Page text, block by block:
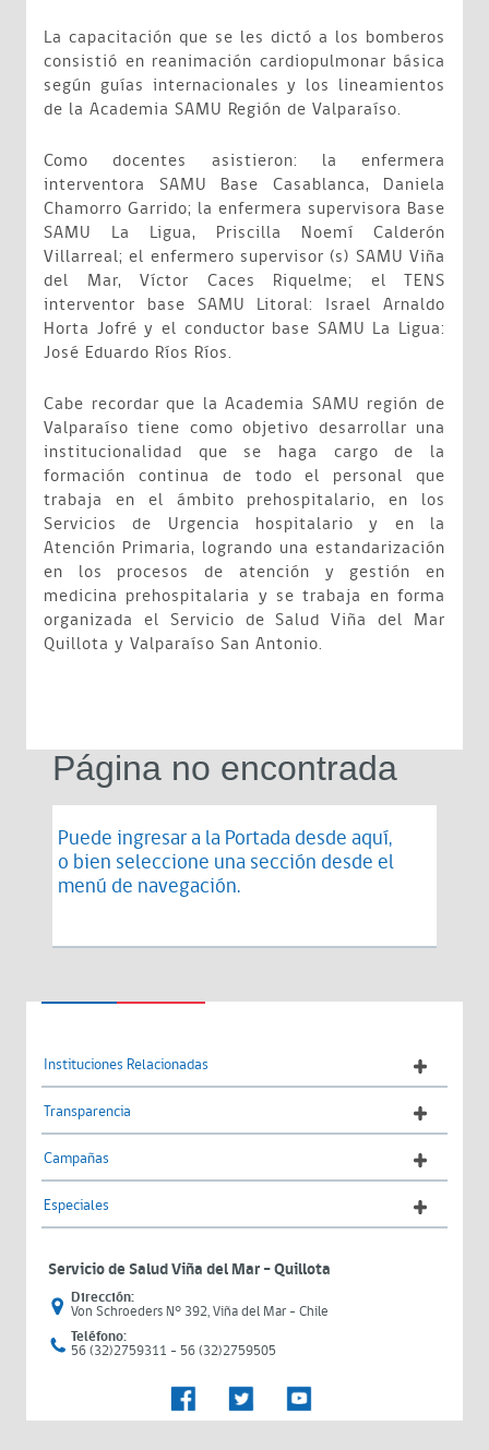
La capacitación que se les dictó a los bomberos
consistió en reanimación cardiopulmonar básica
según guías internacionales y los lineamientos
de la Academia SAMU Región de Valparaíso.
Como docentes asistieron: la enfermera
interventora SAMU Base Casablanca, Daniela
Chamorro Garrido; la enfermera supervisora Base
SAMU La Ligua, Priscilla Noemí Calderón
Villarreal; el enfermero supervisor (s) SAMU Viña
del Mar, Víctor Caces Riquelme; el TENS
interventor base SAMU Litoral: Israel Arnaldo
Horta Jofré y el conductor base SAMU La Ligua:
José Eduardo Ríos Ríos.
Cabe recordar que la Academia SAMU región de
Valparaíso tiene como objetivo desarrollar una
institucionalidad que se haga cargo de la
formación continua de todo el personal que
trabaja en el ámbito prehospitalario, en los
Servicios de Urgencia hospitalario y en la
Atención Primaria, logrando una estandarización
en los procesos de atención y gestión en
medicina prehospitalaria y se trabaja en forma
organizada el Servicio de Salud Viña del Mar
Quillota y Valparaíso San Antonio.
Página no encontrada
Puede ingresar a la Portada desde aquí,
o bien seleccione una sección desde el
menú de navegación.
Instituciones Relacionadas
Transparencia
Campañas
Especiales
Servicio de Salud Viña del Mar – Quillota
Dirección:
Von Schroeders N° 392, Viña del Mar - Chile
Teléfono:
56 (32)2759311 - 56 (32)2759505